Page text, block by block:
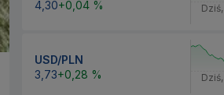
4,30+0,04 % Dziś,
USD/PLN
3,73+0,28 % Dziś,